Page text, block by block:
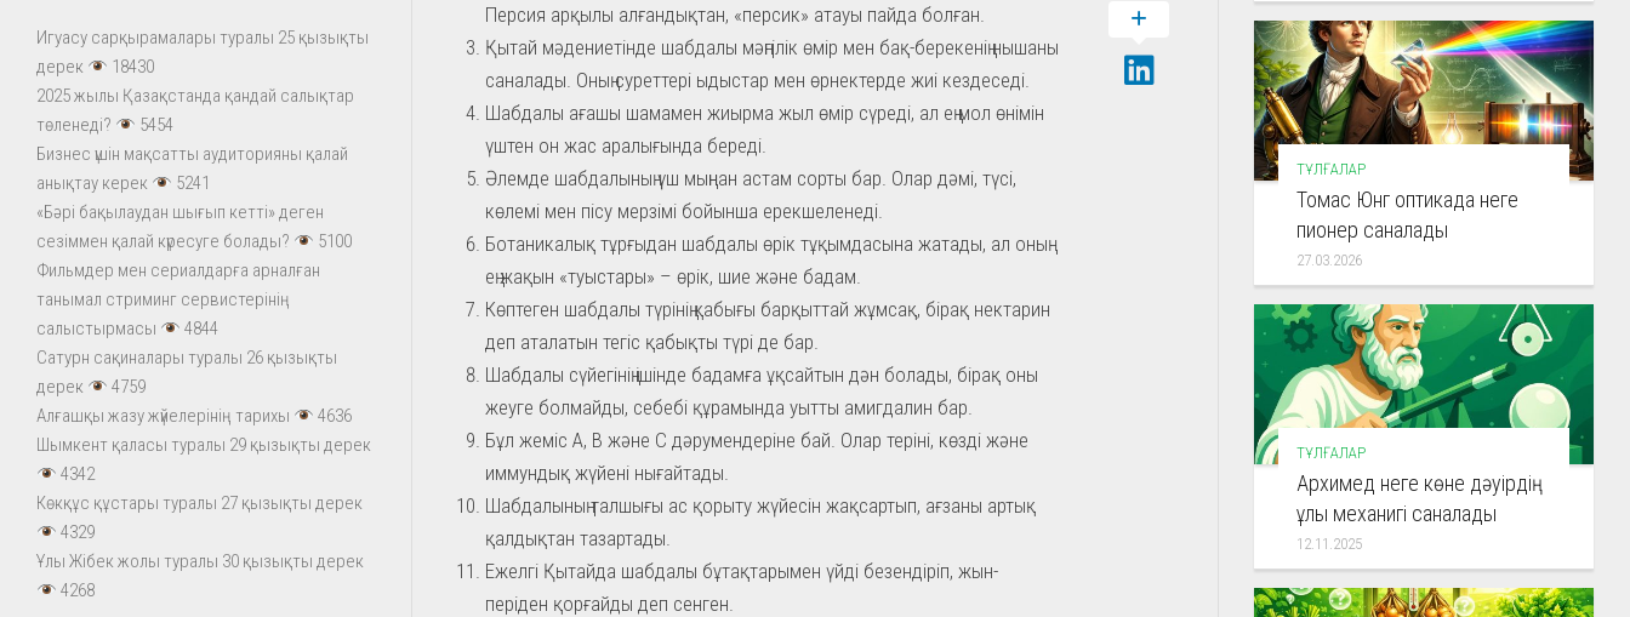
Персия арқылы алғандықтан, «персик» атауы пайда болған.
Қытай мәдениетінде шабдалы мәңгілік өмір мен бақ-берекенің нышаны
саналады. Оның суреттері ыдыстар мен өрнектерде жиі кездеседі.
Шабдалы ағашы шамамен жиырма жыл өмір сүреді, ал ең мол өнімін
үштен он жас аралығында береді.
Әлемде шабдалының үш мыңнан астам сорты бар. Олар дәмі, түсі,
көлемі мен пісу мерзімі бойынша ерекшеленеді.
Ботаникалық тұрғыдан шабдалы өрік тұқымдасына жатады, ал оның
ең жақын «туыстары» – өрік, шие және бадам.
Көптеген шабдалы түрінің қабығы барқыттай жұмсақ, бірақ нектарин
деп аталатын тегіс қабықты түрі де бар.
Шабдалы сүйегінің ішінде бадамға ұқсайтын дән болады, бірақ оны
жеуге болмайды, себебі құрамында уытты амигдалин бар.
Бұл жеміс А, В және С дәрумендеріне бай. Олар теріні, көзді және
иммундық жүйені нығайтады.
Шабдалының талшығы ас қорыту жүйесін жақсартып, ағзаны артық
қалдықтан тазартады.
Ежелгі Қытайда шабдалы бұтақтарымен үйді безендіріп, жын-
періден қорғайды деп сенген.
Игуасу сарқырамалары туралы 25 қызықты
дерек
18430
2025 жылы Қазақстанда қандай салықтар
төленеді?
5454
Бизнес үшін мақсатты аудиторияны қалай
анықтау керек
5241
«Бәрі бақылаудан шығып кетті» деген
сезіммен қалай күресуге болады?
5100
Фильмдер мен сериалдарға арналған
танымал стриминг сервистерінің
салыстырмасы
4844
Сатурн сақиналары туралы 26 қызықты
дерек
4759
Алғашқы жазу жүйелерінің тарихы
4636
Шымкент қаласы туралы 29 қызықты дерек
4342
Көкқұс құстары туралы 27 қызықты дерек
4329
Ұлы Жібек жолы туралы 30 қызықты дерек
4268
ТҰЛҒАЛАР
Томас Юнг оптикада неге
пионер саналады
27.03.2026
ТҰЛҒАЛАР
Архимед неге көне дәуірдің
ұлы механигі саналады
12.11.2025